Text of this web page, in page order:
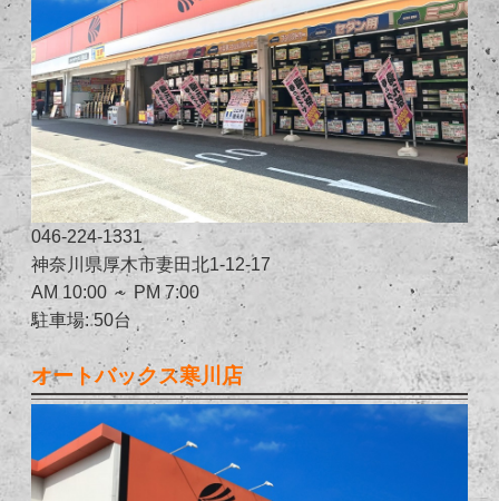
046-224-1331
神奈川県厚木市妻田北1-12-17
AM 10:00 ～ PM 7:00
駐車場: 50台
オートバックス寒川店